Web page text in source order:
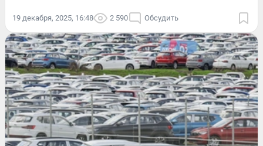
19 декабря, 2025, 16:48 2 590 Обсудить